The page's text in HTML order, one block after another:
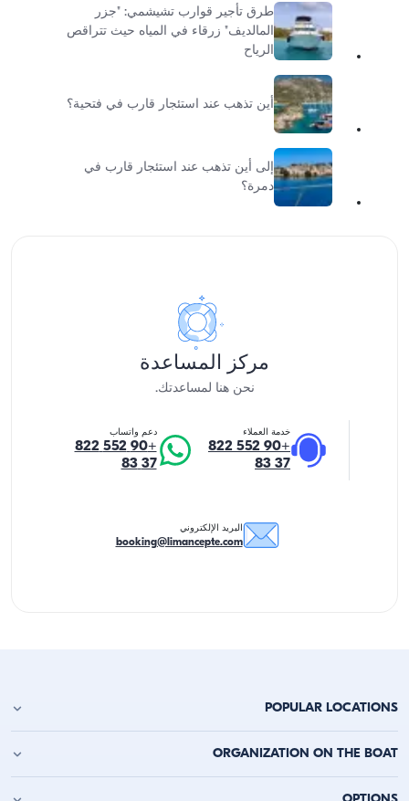
طرق تأجير قوارب تشيشمي: "جزر
المالديف" زرقاء في المياه حيث تتراقص
الرياح
أين تذهب عند استئجار قارب في فتحية؟
إلى أين تذهب عند استئجار قارب في
دمرة؟
مركز المساعدة
نحن هنا لمساعدتك.
خدمة العملاء
+90 552 822
37 83
دعم واتساب
+90 552 822
37 83
البريد الإلكتروني
booking@limancepte.com
POPULAR LOCATIONS
استئجار يخت في أنطاليا
ORGANIZATION ON THE BOAT
حفلة عيد الميلاد على اليخت